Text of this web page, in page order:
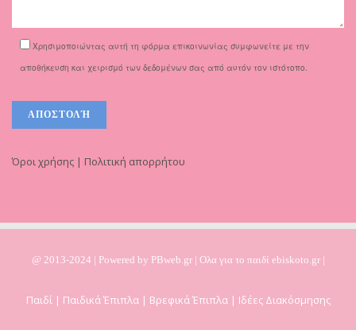
Χρησιμοποιώντας αυτή τη φόρμα επικοινωνίας συμφωνείτε με την
αποθήκευση και χειρισμό των δεδομένων σας από αυτόν τον ιστότοπο.
Όροι χρήσης | Πολιτική απορρήτου
@ 2013-2024 | Powered by PBweb.gr | Ολα για το παιδί ebiskoto.gr |
Παιδί | Παιδικά Έπιπλα | Βρεφικά Έπιπλα | Ιδέες Διακόσμησης